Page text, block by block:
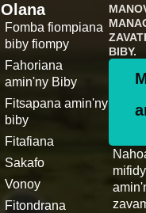
Olana
Fomba fiompiana
biby fiompy
Fahoriana
amin'ny Biby
Fitsapana amin'ny
biby
Fitafiana
Sakafo
Vonoy
Fitondrana
BIBY.